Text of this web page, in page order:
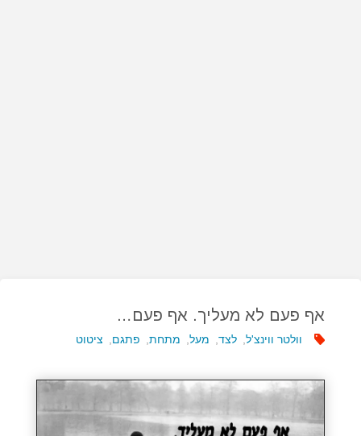
אף פעם לא מעליך. אף פעם…
וולטר ווינצ'ל לצד מעל מתחת, פתגם ציטוט